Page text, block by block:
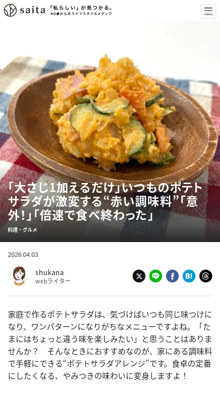
「大さじ1加えるだけ」いつものポテト
サラダが激変する“赤い調味料”「意
外！」「倍速で食べ終わった」
料理・グルメ
2026.04.03
shukana
webライター
家庭で作るポテトサラダは、気づけばいつも同じ味つけに
なり、ワンパターンになりがちなメニューですよね。「た
まにはちょっと違う味を楽しみたい」と思うことはありま
せんか？ そんなときにおすすめなのが、家にある調味料
で手軽にできる“ポテトサラダアレンジ”です。食卓の定番
にしたくなる、やみつきの味わいに変身しますよ！